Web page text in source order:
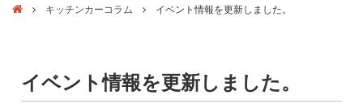
キッチンカーコラム イベント情報を更新しました。
イベント情報を更新しました。